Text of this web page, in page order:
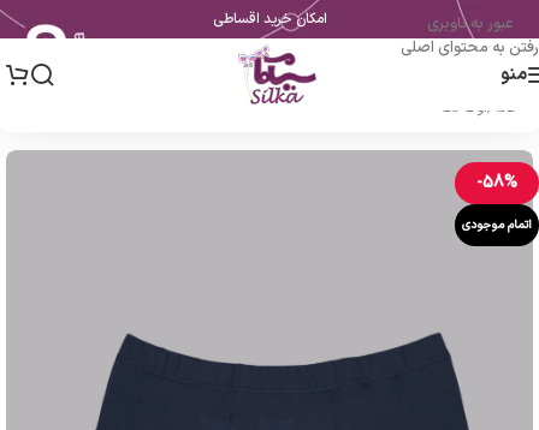
عبور به ناوبری
رفتن به محتوای اصلی
امکان خرید اقساطی
منو
خانه /اوت لت
-58%
اتمام موجودی